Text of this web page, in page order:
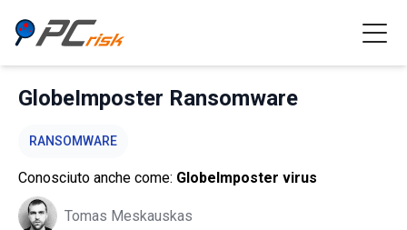
GlobeImposter Ransomware
RANSOMWARE
Conosciuto anche come: GlobeImposter virus
Tomas Meskauskas